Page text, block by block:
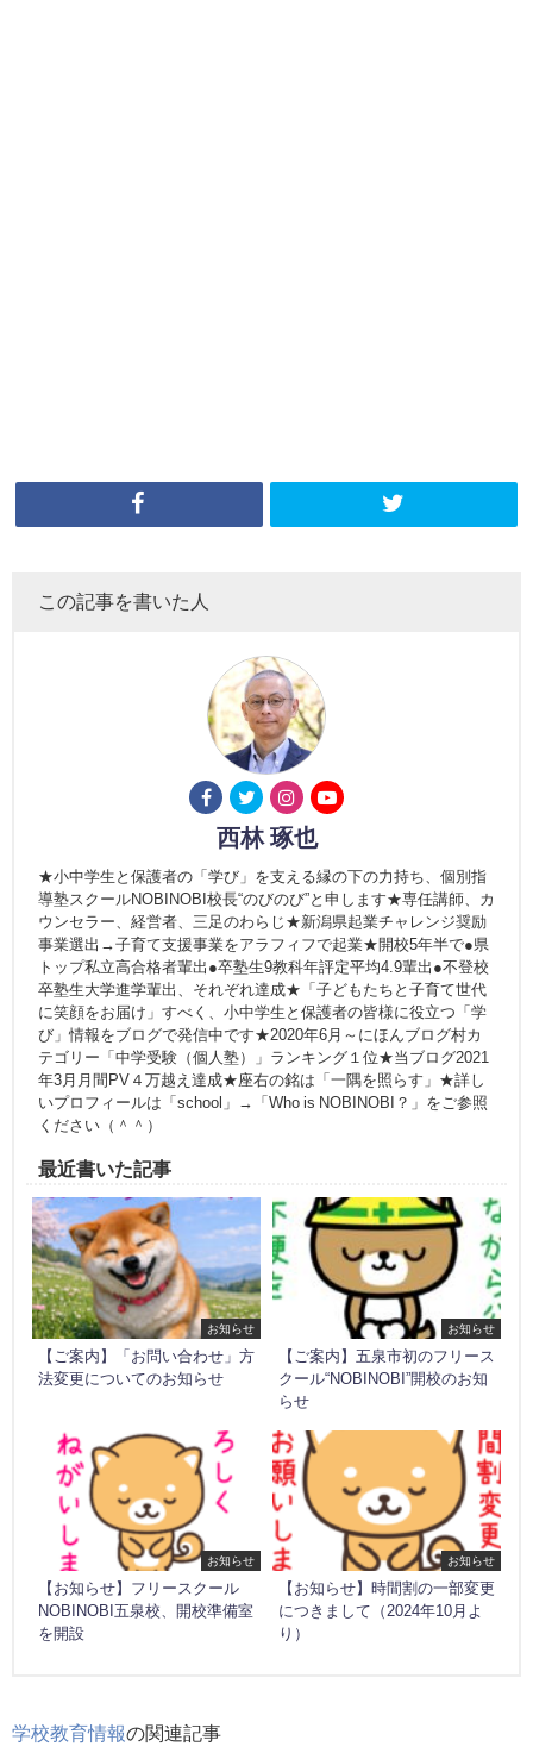
この記事を書いた人
西林 琢也
★小中学生と保護者の「学び」を支える縁の下の力持ち、個別指
導塾スクールNOBINOBI校長“のびのび”と申します★専任講師、カ
ウンセラー、経営者、三足のわらじ★新潟県起業チャレンジ奨励
事業選出→子育て支援事業をアラフィフで起業★開校5年半で●県
トップ私立高合格者輩出●卒塾生9教科年評定平均4.9輩出●不登校
卒塾生大学進学輩出、それぞれ達成★「子どもたちと子育て世代
に笑顔をお届け」すべく、小中学生と保護者の皆様に役立つ「学
び」情報をブログで発信中です★2020年6月～にほんブログ村カ
テゴリー「中学受験（個人塾）」ランキング１位★当ブログ2021
年3月月間PV４万越え達成★座右の銘は「一隅を照らす」★詳し
いプロフィールは「school」→「Who is NOBINOBI？」をご参照
ください（＾＾）
最近書いた記事
お知らせ
【ご案内】「お問い合わせ」方
法変更についてのお知らせ
お知らせ
【ご案内】五泉市初のフリース
クール“NOBINOBI”開校のお知
らせ
お知らせ
【お知らせ】フリースクール
NOBINOBI五泉校、開校準備室
を開設
お知らせ
【お知らせ】時間割の一部変更
につきまして（2024年10月よ
り）
学校教育情報の関連記事